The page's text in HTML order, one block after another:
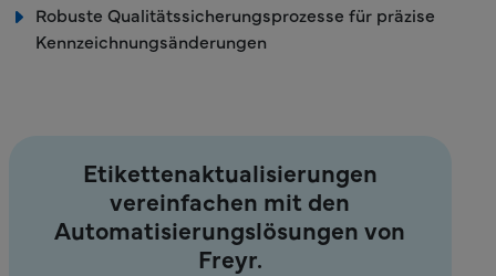
Robuste Qualitätssicherungsprozesse für präzise
Kennzeichnungsänderungen
Etikettenaktualisierungen
vereinfachen mit den
Automatisierungslösungen von
Freyr.